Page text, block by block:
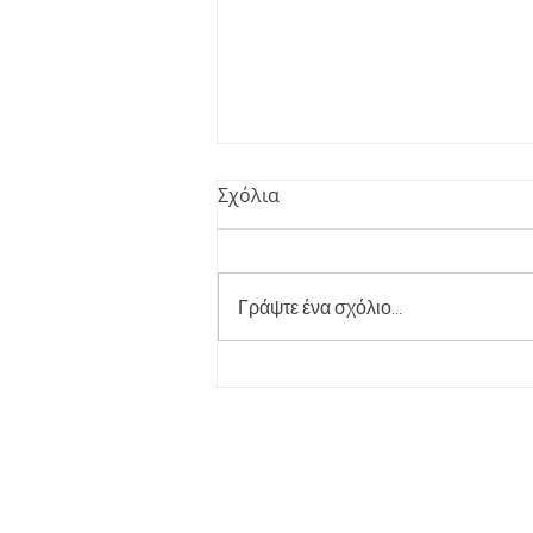
Σχόλια
Γράψτε ένα σχόλιο...